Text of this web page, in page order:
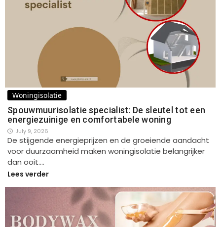
Woningisolatie
Spouwmuurisolatie specialist: De sleutel tot een
energiezuinige en comfortabele woning
July 9, 2026
De stijgende energieprijzen en de groeiende aandacht
voor duurzaamheid maken woningisolatie belangrijker
dan ooit.…
Lees verder